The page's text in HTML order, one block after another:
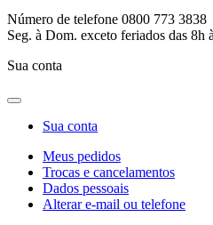
Número de telefone 0800 773 3838
Seg. à Dom. exceto feriados das 8h
Sua conta
Sua conta
Meus pedidos
Trocas e cancelamentos
Dados pessoais
Alterar e-mail ou telefone